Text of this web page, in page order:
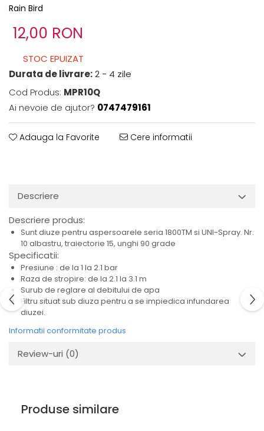
Rain Bird
12,00 RON
STOC EPUIZAT
Durata de livrare:2 - 4 zile
Cod Produs: MPR10Q
Ai nevoie de ajutor? 0747479161
Adauga la Favorite Cere informatii
Descriere
Descriere produs:
Sunt diuze pentru aspersoarele seria 1800TM si UNI-Spray. Nr.
10 albastru, traiectorie 15, unghi 90 grade
Specificatii:
Presiune : de la 1 la 2.1 bar
Raza de stropire: de la 2.1 la 3.1 m
Surub de reglare al debitului de apa
Filtru situat sub diuza pentru a se impiedica infundarea
diuzei.
Informatii conformitate produs
Review-uri (0)
Produse similare